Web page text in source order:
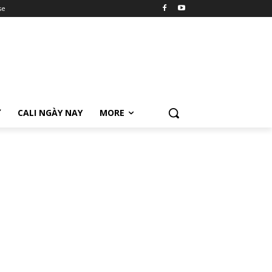
CALI NGÀY NAY MORE